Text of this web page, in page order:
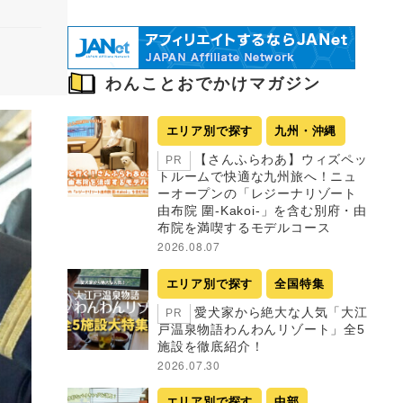
わんことおでかけマガジン
エリア別で探す 九州・沖縄
PR
【さんふらわあ】ウィズペッ
トルームで快適な九州旅へ！ニュ
ーオープンの「レジーナリゾート
由布院 圍-Kakoi-」を含む別府・由
布院を満喫するモデルコース
2026.08.07
エリア別で探す 全国特集
PR
愛犬家から絶大な人気「大江
戸温泉物語わんわんリゾート」全5
施設を徹底紹介！
2026.07.30